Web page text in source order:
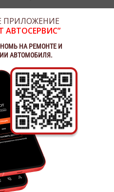
ПРИЛОЖЕНИЕ
АВТОСЕРВИС”
НА РЕМОНТЕ И
АВТОМОБИЛЯ.